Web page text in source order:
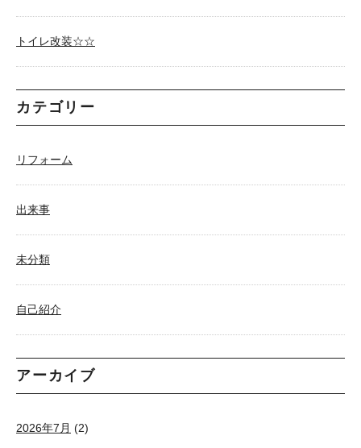
トイレ改装☆☆
カテゴリー
リフォーム
出来事
未分類
自己紹介
アーカイブ
2026年7月 (2)